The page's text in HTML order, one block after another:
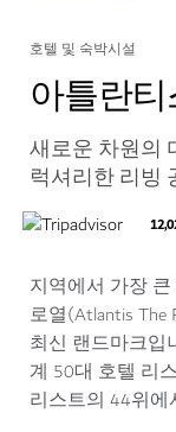
호텔 및 숙박시설
아틀란
새로운 차원의
럭셔리한 리빙
지역에서 가장
로열(Atlantis
최신 랜드마크입
계 50대 호텔 리
리스트의 44위